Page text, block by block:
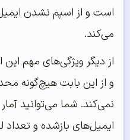
است و از اسپم نشدن
می‌کند.
و از این بابت هیچ‌گونه
نمی‌کند. شما می‌توانید
ایمیل‌های بازشده‌ و تعداد